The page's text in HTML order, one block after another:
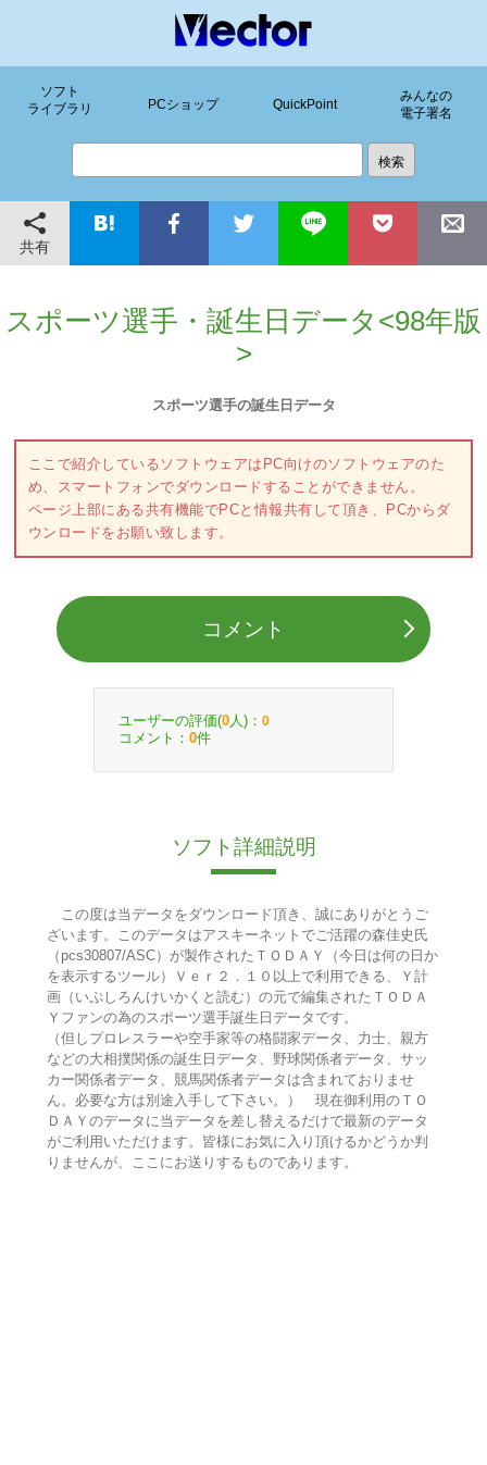
ソフト
ライブラリ
PCショップ QuickPoint
みんなの
電子署名
共有
スポーツ選手・誕生日データ<98年版
>
スポーツ選手の誕生日データ
ここで紹介しているソフトウェアはPC向けのソフトウェアのた
め、スマートフォンでダウンロードすることができません。
ページ上部にある共有機能でPCと情報共有して頂き、PCからダ
ウンロードをお願い致します。
コメント
ユーザーの評価(0 人)： 0
コメント： 0件
ソフト詳細説明
この度は当データをダウンロード頂き、誠にありがとうご
ざいます。このデータはアスキーネットでご活躍の森佳史氏
（pcs30807/ASC）が製作されたＴＯＤＡＹ（今日は何の日か
を表示するツール）Ｖｅｒ２．１０以上で利用できる、Ｙ計
画（いぷしろんけいかくと読む）の元で編集されたＴＯＤＡ
Ｙファンの為のスポーツ選手誕生日データです。
（但しプロレスラーや空手家等の格闘家データ、力士、親方
などの大相撲関係の誕生日データ、野球関係者データ、サッ
カー関係者データ、競馬関係者データは含まれておりませ
ん。必要な方は別途入手して下さい。） 現在御利用のＴＯ
ＤＡＹのデータに当データを差し替えるだけで最新のデータ
がご利用いただけます。皆様にお気に入り頂けるかどうか判
りませんが、ここにお送りするものであります。